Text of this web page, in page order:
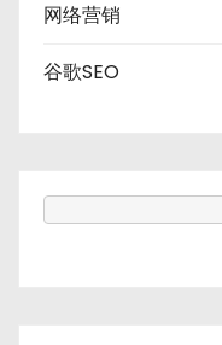
网络营销
谷歌SEO